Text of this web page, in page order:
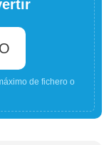
de fichero o